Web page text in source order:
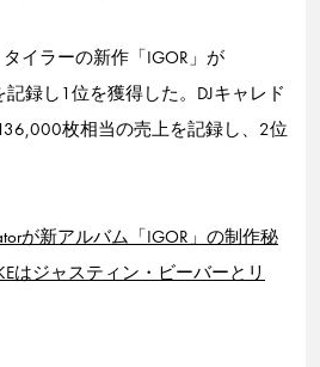
イラーの新作「IGOR」が
録し1位を獲得した。DJキャレド
枚相当の売上を記録し、2位
が新アルバム「IGOR」の制作秘
はジャスティン・ビーバーとリ